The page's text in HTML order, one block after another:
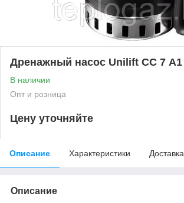
Дренажный насос Unilift СС 7 А1
В наличии
Опт и розница
Цену уточняйте
Описание Характеристики Доставка
Описание